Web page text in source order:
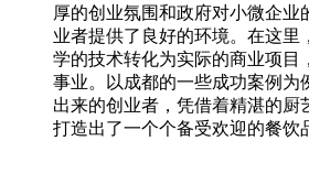
厚的创业氛围和政府对小微企业
业者提供了良好的环境。在这里
学的技术转化为实际的商业项目
事业。以成都的一些成功案例为
出来的创业者，凭借着精湛的厨
打造出了一个个备受欢迎的餐饮